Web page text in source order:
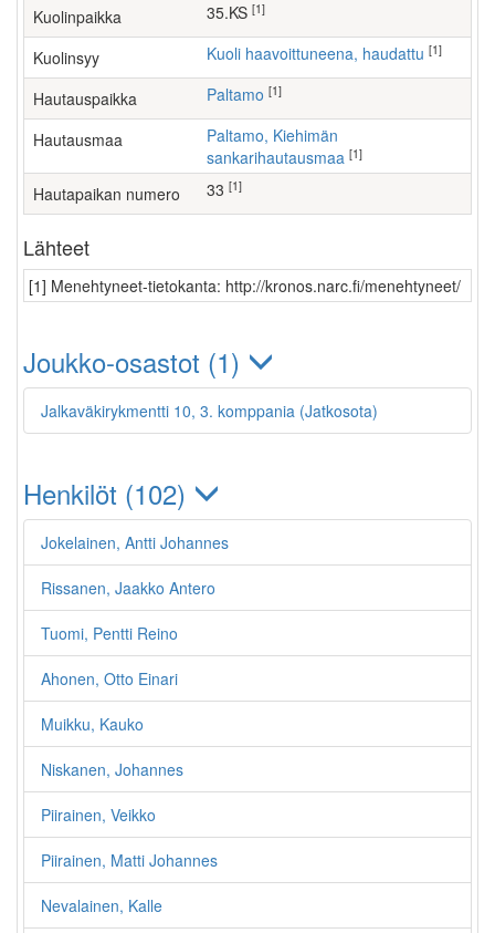
Kuolinpaikka 35.KS [1]
Kuolinsyy Kuoli haavoittuneena, haudattu [1]
Hautauspaikka Paltamo [1]
Hautausmaa
Paltamo, Kiehimän
sankarihautausmaa [1]
Hautapaikan numero 33 [1]
Lähteet
[1] Menehtyneet-tietokanta: http://kronos.narc.fi/menehtyneet/
Joukko-osastot (1)
Jalkaväkirykmentti 10, 3. komppania (Jatkosota)
Henkilöt (102)
Jokelainen, Antti Johannes
Rissanen, Jaakko Antero
Tuomi, Pentti Reino
Ahonen, Otto Einari
Muikku, Kauko
Niskanen, Johannes
Piirainen, Veikko
Piirainen, Matti Johannes
Nevalainen, Kalle